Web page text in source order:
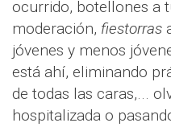
ocurrido, botellones a
moderación, fiestorras
jóvenes y menos
está ahí, eliminando
de todas las caras,...
hospitalizada o